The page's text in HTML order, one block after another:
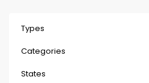
Types
Categories
States